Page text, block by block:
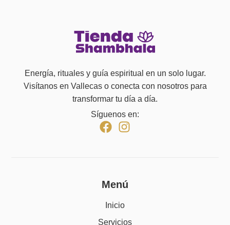
Energía, rituales y guía espiritual en un solo lugar.
Visítanos en Vallecas o conecta con nosotros para
transformar tu día a día.
Síguenos en:
Menú
Inicio
Servicios